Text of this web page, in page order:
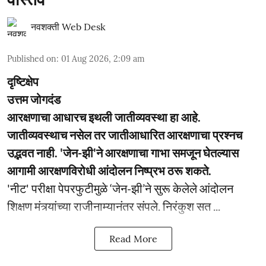
नवशक्ती Web Desk
Published on: 01 Aug 2026, 2:09 am
दृष्टिक्षेप
उत्तम जोगदंड
आरक्षणाचा आधारच इथली जातीव्यवस्था हा आहे.
जातीव्यवस्थाच नसेल तर जातीआधारित आरक्षणाचा प्रश्नच
उद्भवत नाही. 'जेन-झी'ने आरक्षणाचा गाभा समजून घेतल्यास
आगामी आरक्षणविरोधी आंदोलन निष्प्रभ ठरू शकते.
'नीट' परीक्षा पेपरफुटीमुळे ‘जेन-झी’ने सुरू केलेले आंदोलन
शिक्षण मंत्र्यांच्या राजीनाम्यानंतर संपले. निरंकुश सत ...
Read More